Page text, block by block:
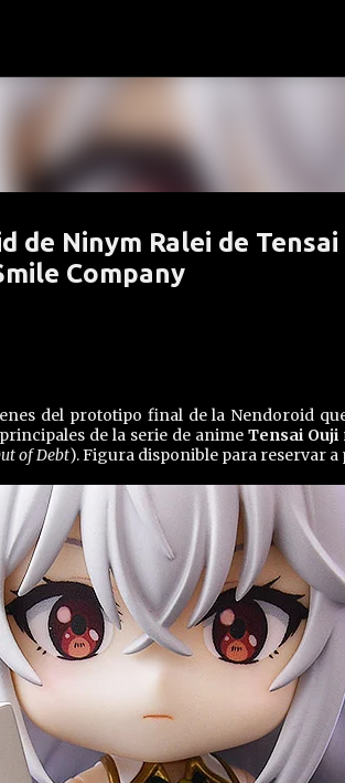
de Ninym Ralei de
Company
del prototipo final de la Nendoroid
de la serie de anime Tensai Ouji
of Debt). Figura disponible para reservar a